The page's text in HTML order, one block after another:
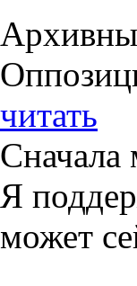
читать
Сначала
Я
может